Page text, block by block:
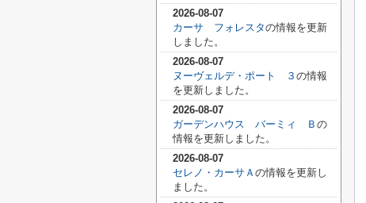
2026-08-07
カーサ フォレスタの情報を更新
しました。
2026-08-07
ヌーヴェルデ・ポート ３ の情報
を更新しました。
2026-08-07
ガーデンハウス バーミィ Ｂ の
情報を更新しました。
2026-08-07
セレノ・カーサＡ の情報を更新し
ました。